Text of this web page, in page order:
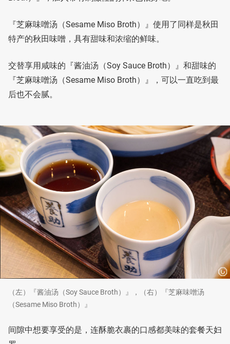
『芝麻味噌汤（Sesame Miso Broth）』使用了同样是秋田
特产的秋田味噌，具有甜味和浓缩的鲜味。
交替享用咸味的『酱油汤（Soy Sauce Broth）』和甜味的
『芝麻味噌汤（Sesame Miso Broth）』，可以一直吃到最
后也不会腻。
（左）『酱油汤（Soy Sauce Broth）』，（右）『芝麻味噌汤
（Sesame Miso Broth）』
间隙中想要享受的是，连酥脆衣裹的口感都美味的套餐天妇